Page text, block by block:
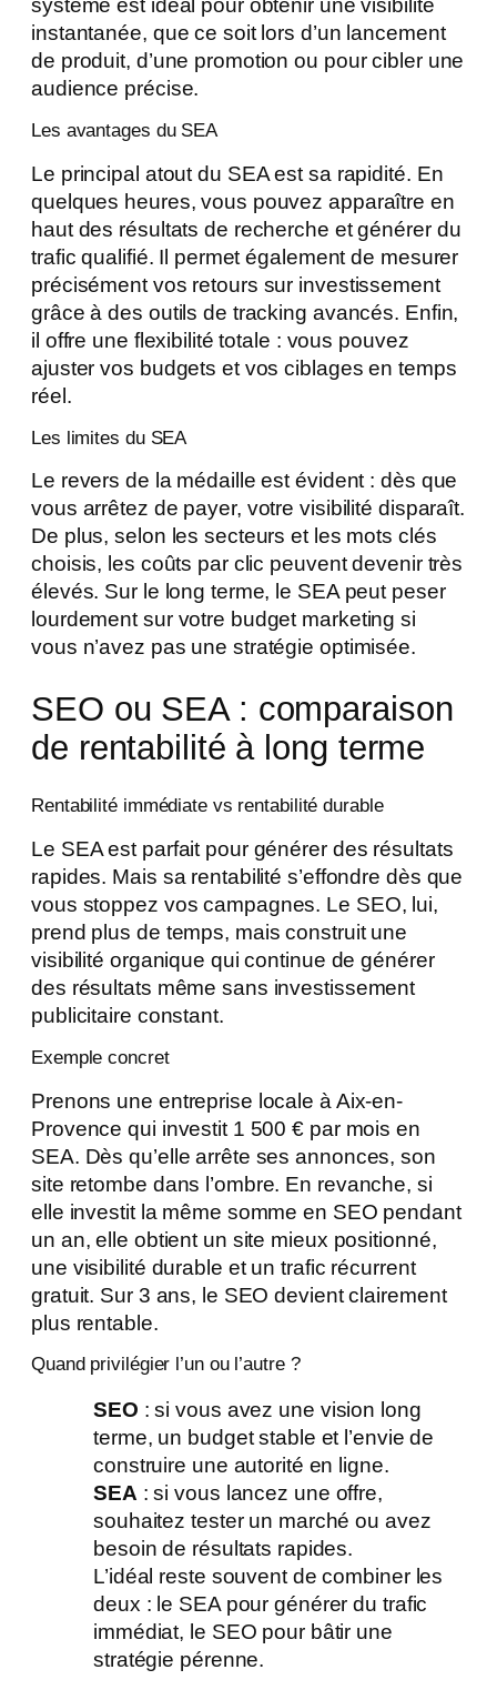
système est idéal pour obtenir une visibilité
instantanée, que ce soit lors d’un lancement
de produit, d’une promotion ou pour cibler une
audience précise.
Les avantages du SEA
Le principal atout du SEA est sa rapidité. En
quelques heures, vous pouvez apparaître en
haut des résultats de recherche et générer du
trafic qualifié. Il permet également de mesurer
précisément vos retours sur investissement
grâce à des outils de tracking avancés. Enfin,
il offre une flexibilité totale : vous pouvez
ajuster vos budgets et vos ciblages en temps
réel.
Les limites du SEA
Le revers de la médaille est évident : dès que
vous arrêtez de payer, votre visibilité disparaît.
De plus, selon les secteurs et les mots clés
choisis, les coûts par clic peuvent devenir très
élevés. Sur le long terme, le SEA peut peser
lourdement sur votre budget marketing si
vous n’avez pas une stratégie optimisée.
SEO ou SEA : comparaison
de rentabilité à long terme
Rentabilité immédiate vs rentabilité durable
Le SEA est parfait pour générer des résultats
rapides. Mais sa rentabilité s’effondre dès que
vous stoppez vos campagnes. Le SEO, lui,
prend plus de temps, mais construit une
visibilité organique qui continue de générer
des résultats même sans investissement
publicitaire constant.
Exemple concret
Prenons une entreprise locale à Aix-en-
Provence qui investit 1 500 € par mois en
SEA. Dès qu’elle arrête ses annonces, son
site retombe dans l’ombre. En revanche, si
elle investit la même somme en SEO pendant
un an, elle obtient un site mieux positionné,
une visibilité durable et un trafic récurrent
gratuit. Sur 3 ans, le SEO devient clairement
plus rentable.
Quand privilégier l’un ou l’autre ?
SEO : si vous avez une vision long
terme, un budget stable et l’envie de
construire une autorité en ligne.
SEA : si vous lancez une offre,
souhaitez tester un marché ou avez
besoin de résultats rapides.
L’idéal reste souvent de combiner les
deux : le SEA pour générer du trafic
immédiat, le SEO pour bâtir une
stratégie pérenne.